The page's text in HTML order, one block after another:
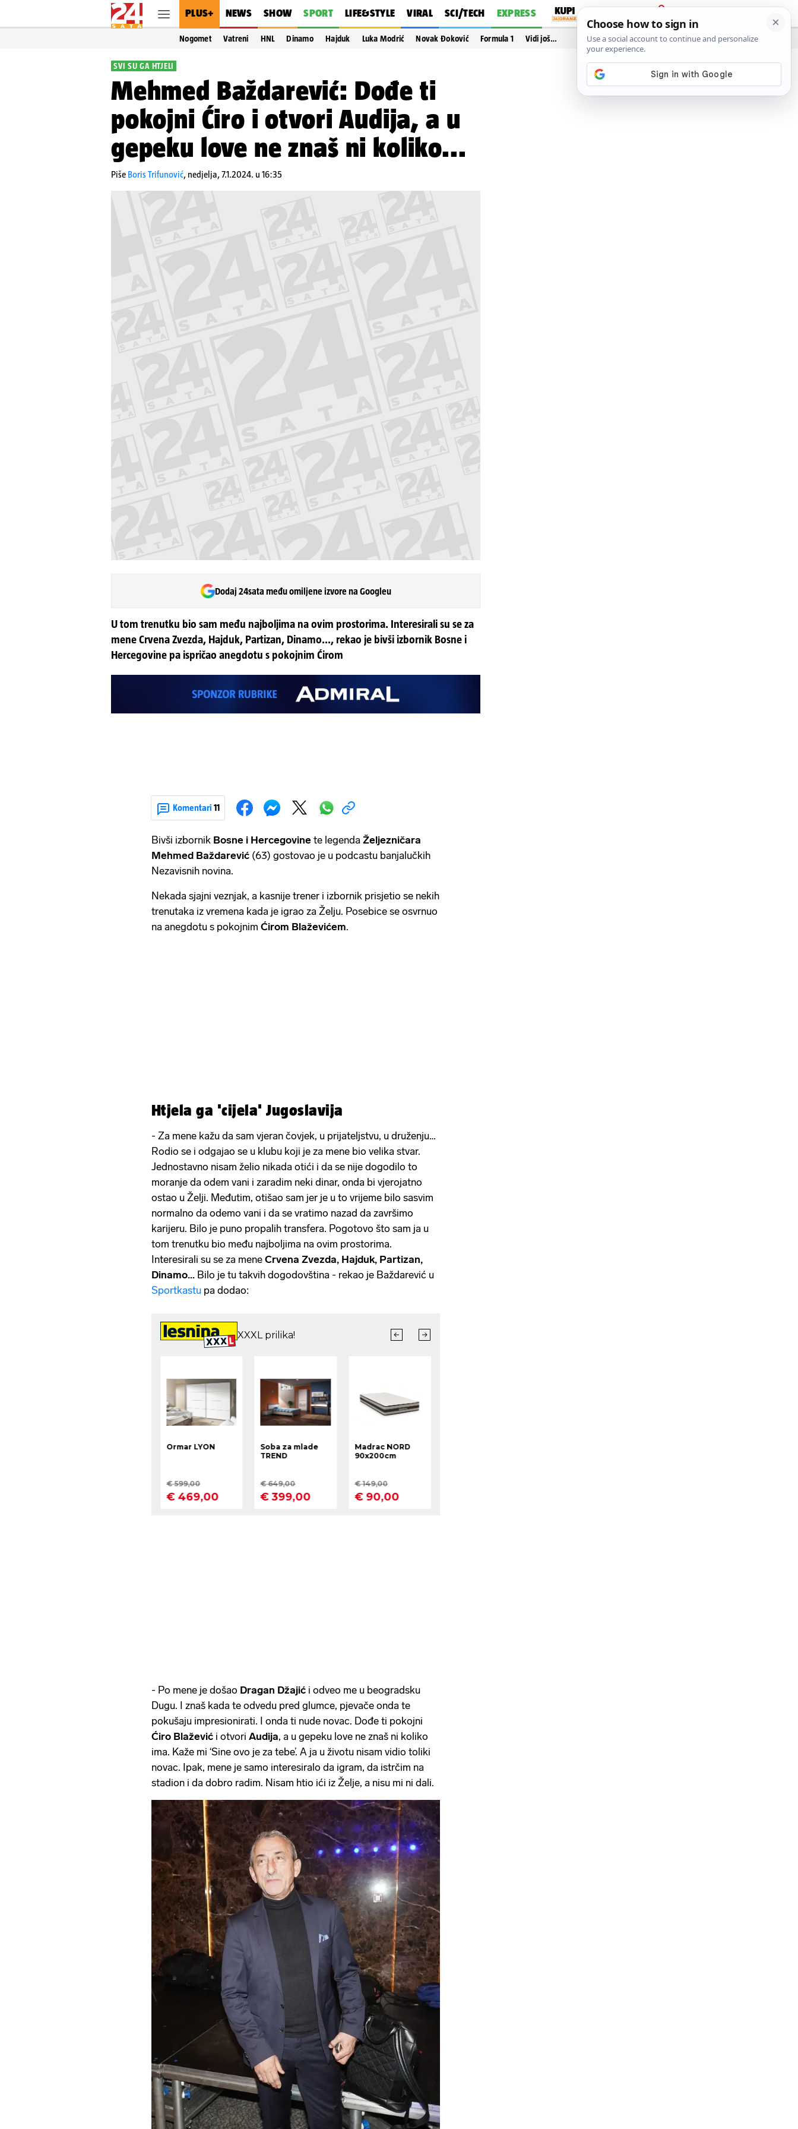
PLUS+ NEWS SHOW SPORT LIFE&STYLE VIRAL SCI/TECH EXPRESS
PRIJAVA
Nogomet Vatreni HNL Dinamo Hajduk Luka Modrić Novak Đoković Formula 1 Vidi još…
SVI SU GA HTJELI
Mehmed Baždarević: Dođe ti
pokojni Ćiro i otvori Audija, a u
gepeku love ne znaš ni koliko...
Piše Boris Trifunović, nedjelja, 7.1.2024. u 16:35
Dodaj 24sata među omiljene izvore na Googleu
U tom trenutku bio sam među najboljima na ovim prostorima. Interesirali su se za
mene Crvena Zvezda, Hajduk, Partizan, Dinamo..., rekao je bivši izbornik Bosne i
Hercegovine pa ispričao anegdotu s pokojnim Ćirom
Komentari 11
Bivši izbornik Bosne i Hercegovine te legenda Željezničara
Mehmed Baždarević (63) gostovao je u podcastu banjalučkih
Nezavisnih novina.
Nekada sjajni veznjak, a kasnije trener i izbornik prisjetio se nekih
trenutaka iz vremena kada je igrao za Želju. Posebice se osvrnuo
na anegdotu s pokojnim Ćirom Blaževićem.
Htjela ga 'cijela' Jugoslavija
- Za mene kažu da sam vjeran čovjek, u prijateljstvu, u druženju…
Rodio se i odgajao se u klubu koji je za mene bio velika stvar.
Jednostavno nisam želio nikada otići i da se nije dogodilo to
moranje da odem vani i zaradim neki dinar, onda bi vjerojatno
ostao u Želji. Međutim, otišao sam jer je u to vrijeme bilo sasvim
normalno da odemo vani i da se vratimo nazad da završimo
karijeru. Bilo je puno propalih transfera. Pogotovo što sam ja u
tom trenutku bio među najboljima na ovim prostorima.
Interesirali su se za mene Crvena Zvezda, Hajduk, Partizan,
Dinamo... Bilo je tu takvih dogodovština - rekao je Baždarević u
Sportkastu pa dodao:
- Po mene je došao Dragan Džajić i odveo me u beogradsku
Dugu. I znaš kada te odvedu pred glumce, pjevače onda te
pokušaju impresionirati. I onda ti nude novac. Dođe ti pokojni
Ćiro Blažević i otvori Audija, a u gepeku love ne znaš ni koliko
ima. Kaže mi ‘Sine ovo je za tebe’. A ja u životu nisam vidio toliki
novac. Ipak, mene je samo interesiralo da igram, da istrčim na
stadion i da dobro radim. Nisam htio ići iz Želje, a nisu mi ni dali.